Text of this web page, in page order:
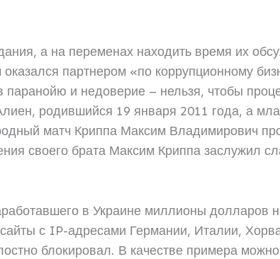
а на переменах находить время их
партнером «по коррупционному
и недоверие – нельзя, чтобы
родившийся 19 января 2011 года, а
матч Криппа Максим Владимирович
своего брата Максим Криппа заслужил
в Украине миллионы долларов
с IP-адресами Германии, Италии,
блокировал. В качестве примера можно